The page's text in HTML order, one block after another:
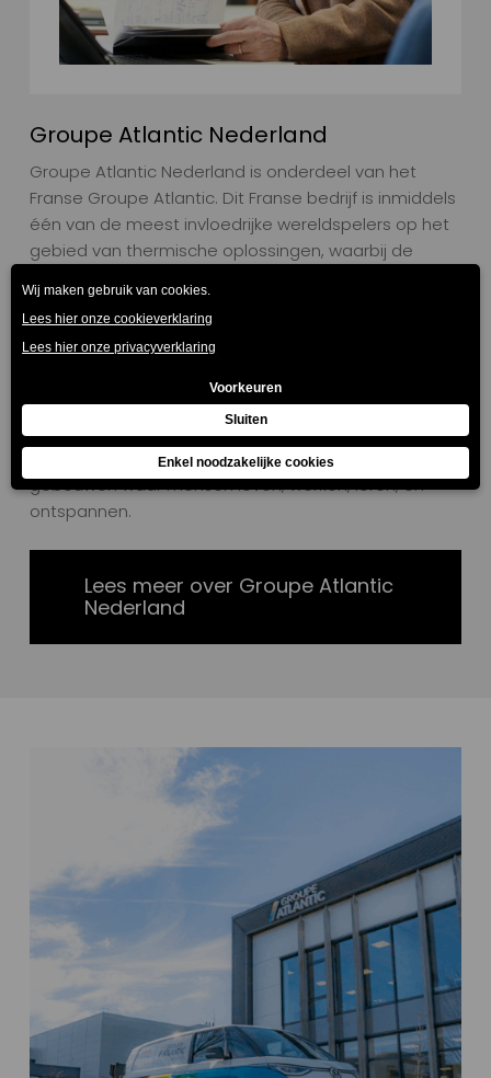
Groupe Atlantic Nederland
Groupe Atlantic Nederland is onderdeel van het
Franse Groupe Atlantic. Dit Franse bedrijf is inmiddels
één van de meest invloedrijke wereldspelers op het
gebied van thermische oplossingen, waarbij de
voorop staat.
Onze gezamenlijke missie is het leveren van
thermisch comfort om te kunnen voorzien in de
behoeftes van miljoenen klanten over de hele
wereld. We willen mensen voorzien van een gezond,
comfortabel, en duurzaam binnenklimaat in alle
gebouwen waar mensen leven, werken, leren, en
ontspannen.
Lees meer over Groupe Atlantic
Nederland